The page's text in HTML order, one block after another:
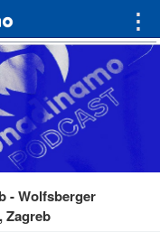
⋮
- Wolfsberger
Zagreb